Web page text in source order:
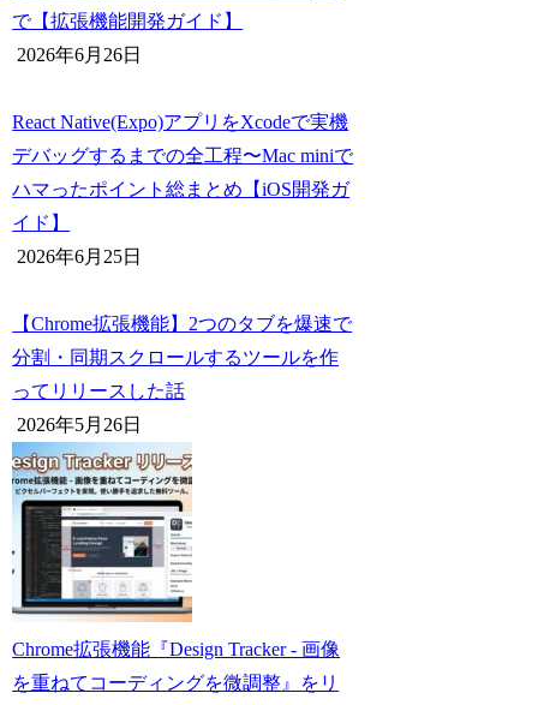
で【拡張機能開発ガイド】
2026年6月26日
React Native(Expo)アプリをXcodeで実機
デバッグするまでの全工程〜Mac miniで
ハマったポイント総まとめ【iOS開発ガ
イド】
2026年6月25日
【Chrome拡張機能】2つのタブを爆速で
分割・同期スクロールするツールを作
ってリリースした話
2026年5月26日
Chrome拡張機能『Design Tracker - 画像
を重ねてコーディングを微調整』をリ